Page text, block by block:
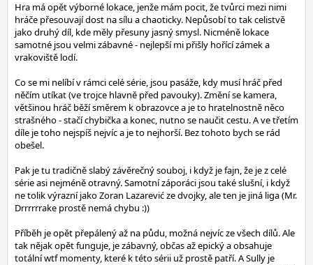
Hra má opět výborné lokace, jenže mám pocit, že tvůrci mezi nimi
hráče přesouvají dost na sílu a chaoticky. Nepůsobí to tak celistvě
jako druhý díl, kde měly přesuny jasný smysl. Nicméně lokace
samotné jsou velmi zábavné - nejlepší mi přišly hořící zámek a
vrakoviště lodí.
Co se mi nelíbí v rámci celé série, jsou pasáže, kdy musí hráč před
něčím utíkat (ve trojce hlavně před pavouky). Změní se kamera,
většinou hráč běží směrem k obrazovce a je to hratelnostně něco
strašného - stačí chybička a konec, nutno se naučit cestu. A ve třetím
díle je toho nejspíš nejvíc a je to nejhorší. Bez tohoto bych se rád
obešel.
Pak je tu tradičně slabý závěrečný souboj, i když je fajn, že je z celé
série asi nejméně otravný. Samotní záporáci jsou také slušní, i když
ne tolik výrazní jako Zoran Lazarević ze dvojky, ale ten je jiná liga (Mr.
Drrrrrrake prostě nemá chybu :))
Příběh je opět přepálený až na půdu, možná nejvíc ze všech dílů. Ale
tak nějak opět funguje, je zábavný, občas až epický a obsahuje
totální wtf momenty, které k této sérii už prostě patří. A Sully je